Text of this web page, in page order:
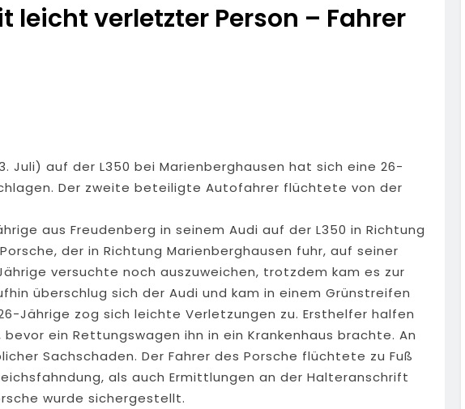
leicht verletzter Person – Fahrer
Juli) auf der L350 bei Marienberghausen hat sich eine 26-
Der zweite beteiligte Autofahrer flüchtete von der
aus Freudenberg in seinem Audi auf der L350 in Richtung
der in Richtung Marienberghausen fuhr, auf seiner
versuchte noch auszuweichen, trotzdem kam es zur
überschlug sich der Audi und kam in einem Grünstreifen
Jährige zog sich leichte Verletzungen zu. Ersthelfer halfen
ein Rettungswagen ihn in ein Krankenhaus brachte. An
Sachschaden. Der Fahrer des Porsche flüchtete zu Fuß
als auch Ermittlungen an der Halteranschrift
wurde sichergestellt.